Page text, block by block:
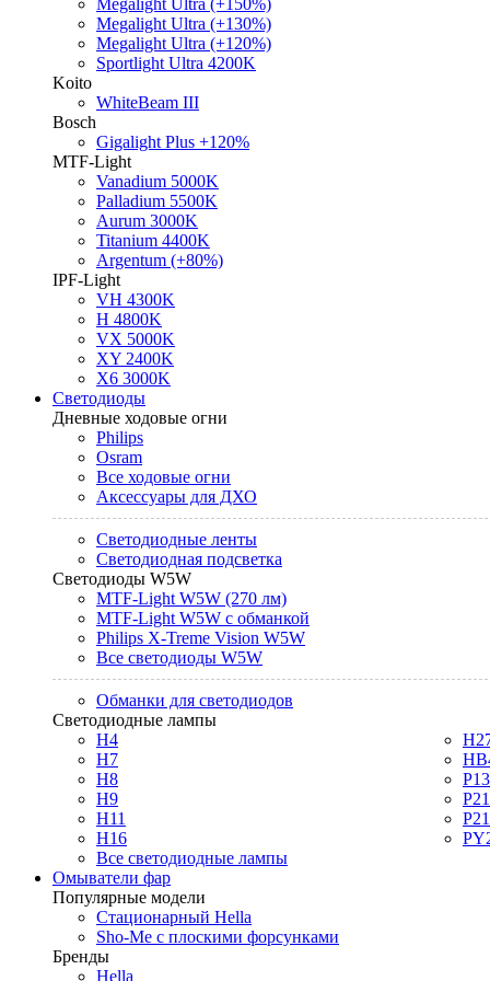
Megalight Ultra (+150%)
Megalight Ultra (+130%)
Megalight Ultra (+120%)
Sportlight Ultra 4200K
Koito
WhiteBeam III
Bosch
Gigalight Plus +120%
MTF-Light
Vanadium 5000K
Palladium 5500K
Aurum 3000K
Titanium 4400K
Argentum (+80%)
IPF-Light
VH 4300K
H 4800K
VX 5000K
XY 2400K
X6 3000K
Светодиоды
Дневные ходовые огни
Philips
Osram
Все ходовые огни
Аксессуары для ДХО
Светодиодные ленты
Светодиодная подсветка
Светодиоды W5W
MTF-Light W5W (270 лм)
MTF-Light W5W с обманкой
Philips X-Treme Vision W5W
Все светодиоды W5W
Обманки для светодиодов
Светодиодные лампы
H4
H7
H8
H9
H11
H16
Все светодиодные лампы
Омыватели фар
Популярные модели
Стационарный Hella
Sho-Me с плоскими форсунками
Бренды
Hella